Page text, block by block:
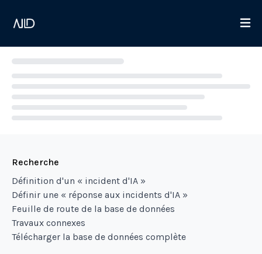
Recherche
Définition d'un « incident d'IA »
Définir une « réponse aux incidents d'IA »
Feuille de route de la base de données
Travaux connexes
Télécharger la base de données complète